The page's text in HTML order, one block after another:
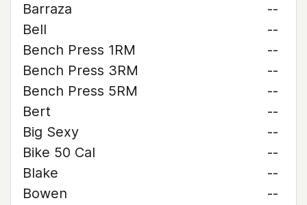
Barraza
--
Bell
--
Bench Press 1RM
--
Bench Press 3RM
--
Bench Press 5RM
--
Bert
--
Big Sexy
--
Bike 50 Cal
--
Blake
--
Bowen
--